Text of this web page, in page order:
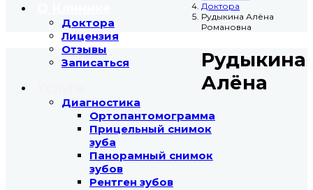
Доктора
Лицензия
Отзывы
Записаться
Диагностика
Ортопантомограмма
Прицельный снимок
зуба
Панорамный снимок
зубов
Рентген зубов
Доктора
Рудыкина Алёна
Романовна
Рудыкина
Алёна